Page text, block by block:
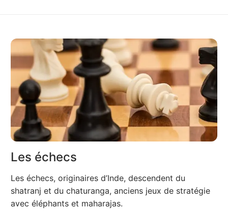
Les échecs
Les échecs, originaires d’Inde, descendent du
shatranj et du chaturanga, anciens jeux de stratégie
avec éléphants et maharajas.